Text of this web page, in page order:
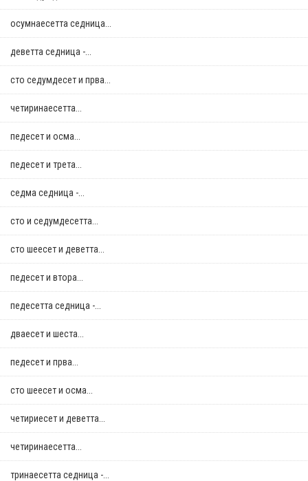
осумнaесетта седница...
деветта седница -...
сто седумдесет и прва...
четиринаесетта...
педесет и осма...
педесет и трета...
седма седница -...
сто и седумдесетта...
сто шеесет и деветта...
педесет и втора...
педесетта седница -...
дваесет и шеста...
педесет и прва...
сто шеесет и осма...
четириесет и деветта...
четиринаесетта...
тринаесетта седница -...